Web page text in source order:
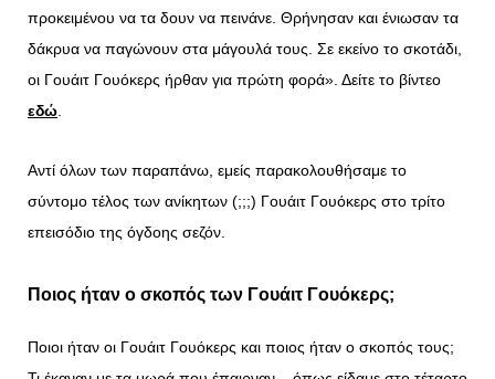
προκειμένου να τα δουν να πεινάνε. Θρήνησαν και ένιωσαν τα
δάκρυα να παγώνουν στα μάγουλά τους. Σε εκείνο το σκοτάδι,
οι Γουάιτ Γουόκερς ήρθαν για πρώτη φορά». Δείτε το βίντεο
εδώ.
Αντί όλων των παραπάνω, εμείς παρακολουθήσαμε το
σύντομο τέλος των ανίκητων (;;;) Γουάιτ Γουόκερς στο τρίτο
επεισόδιο της όγδοης σεζόν.
Ποιος ήταν ο σκοπός των Γουάιτ Γουόκερς;
Ποιοι ήταν οι Γουάιτ Γουόκερς και ποιος ήταν ο σκοπός τους;